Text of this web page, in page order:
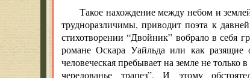
Такое нахождение между небом и
трудноразличимы, приводит поэта к
стихотворении “Двойник” вобрало в
романе Оскара Уайльда или как
человеческая пребывает на земле не
чередованье трапез”. И этому